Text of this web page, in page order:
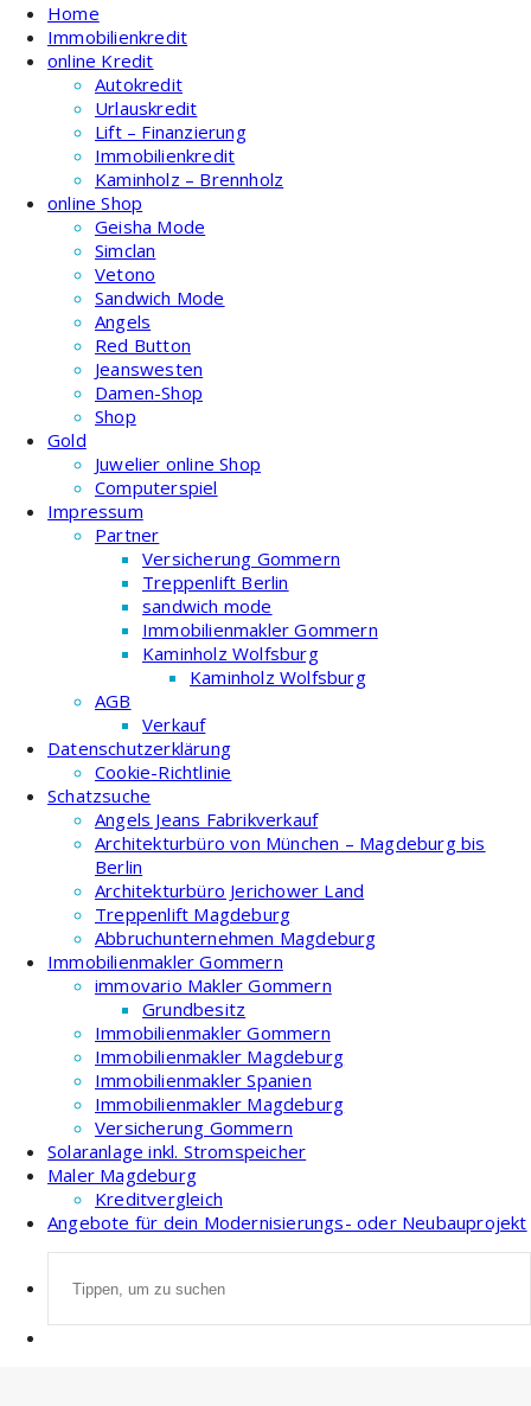
Home
Immobilienkredit
online Kredit
Autokredit
Urlauskredit
Lift – Finanzierung
Immobilienkredit
Kaminholz – Brennholz
online Shop
Geisha Mode
Simclan
Vetono
Sandwich Mode
Angels
Red Button
Jeanswesten
Damen-Shop
Shop
Gold
Juwelier online Shop
Computerspiel
Impressum
Partner
Versicherung Gommern
Treppenlift Berlin
sandwich mode
Immobilienmakler Gommern
Kaminholz Wolfsburg
Kaminholz Wolfsburg
AGB
Verkauf
Datenschutzerklärung
Cookie-Richtlinie
Schatzsuche
Angels Jeans Fabrikverkauf
Architekturbüro von München – Magdeburg bis
Berlin
Architekturbüro Jerichower Land
Treppenlift Magdeburg
Abbruchunternehmen Magdeburg
Immobilienmakler Gommern
immovario Makler Gommern
Grundbesitz
Immobilienmakler Gommern
Immobilienmakler Magdeburg
Immobilienmakler Spanien
Immobilienmakler Magdeburg
Versicherung Gommern
Solaranlage inkl. Stromspeicher
Maler Magdeburg
Kreditvergleich
Angebote für dein Modernisierungs- oder Neubauprojekt
nach: